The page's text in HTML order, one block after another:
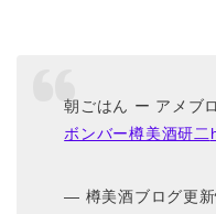
朝ごはん ー アメブ
ボンバー樽美酒研二
— 樽美酒ブログ更